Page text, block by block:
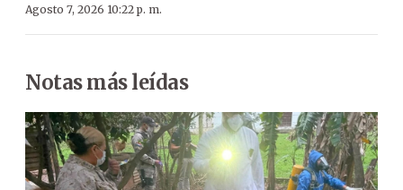
Agosto 7, 2026 10:22 p. m.
Notas más leídas